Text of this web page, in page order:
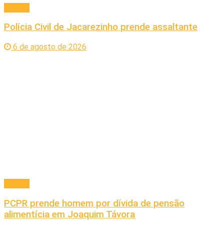
Polícia Civil de Jacarezinho prende assaltante
6 de agosto de 2026
PCPR prende homem por dívida de pensão
alimentícia em Joaquim Távora